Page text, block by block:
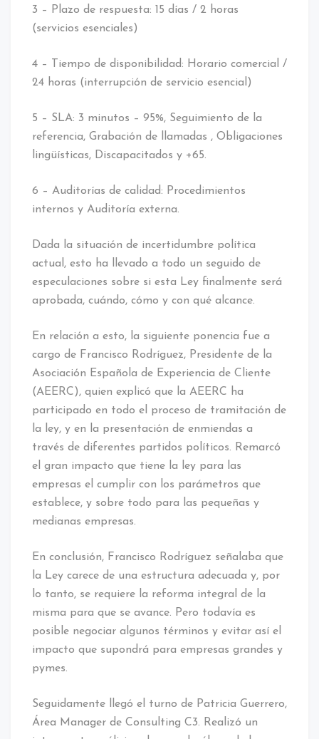
3 – Plazo de respuesta: 15 días / 2 horas
(servicios esenciales)
4 – Tiempo de disponibilidad: Horario comercial /
24 horas (interrupción de servicio esencial)
5 – SLA: 3 minutos – 95%, Seguimiento de la
referencia, Grabación de llamadas , Obligaciones
lingüísticas, Discapacitados y +65.
6 – Auditorías de calidad: Procedimientos
internos y Auditoría externa.
Dada la situación de incertidumbre política
actual, esto ha llevado a todo un seguido de
especulaciones sobre si esta Ley finalmente será
aprobada, cuándo, cómo y con qué alcance.
En relación a esto, la siguiente ponencia fue a
cargo de Francisco Rodríguez, Presidente de la
Asociación Española de Experiencia de Cliente
(AEERC), quien explicó que la AEERC ha
participado en todo el proceso de tramitación de
la ley, y en la presentación de enmiendas a
través de diferentes partidos políticos. Remarcó
el gran impacto que tiene la ley para las
empresas el cumplir con los parámetros que
establece, y sobre todo para las pequeñas y
medianas empresas.
En conclusión, Francisco Rodríguez señalaba que
la Ley carece de una estructura adecuada y, por
lo tanto, se requiere la reforma integral de la
misma para que se avance. Pero todavía es
posible negociar algunos términos y evitar así el
impacto que supondrá para empresas grandes y
pymes.
Seguidamente llegó el turno de Patricia Guerrero,
Área Manager de Consulting C3. Realizó un